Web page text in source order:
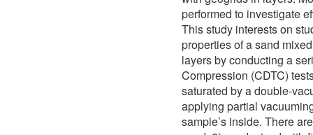
performed to investigate
This study interests on
properties of a sand
layers by conducting a
Compression (CDTC)
saturated by a double-
applying partial
sample’s inside. There